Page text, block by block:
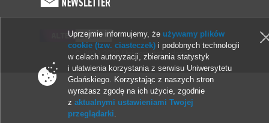
© 2013-2026 Uniwersytet Gdański
Uprzejmie informujemy, że używamy plików
cookie (tzw. ciasteczek) i podobnych technologii
w celach autoryzacji, zbierania statystyk
i ułatwienia korzystania z serwisu Uniwersytetu
Gdańskiego. Korzystając z naszych stron
wyrażasz zgodę na ich użycie, zgodnie
zaktualnymi ustawieniami Twojej
przeglądarki.